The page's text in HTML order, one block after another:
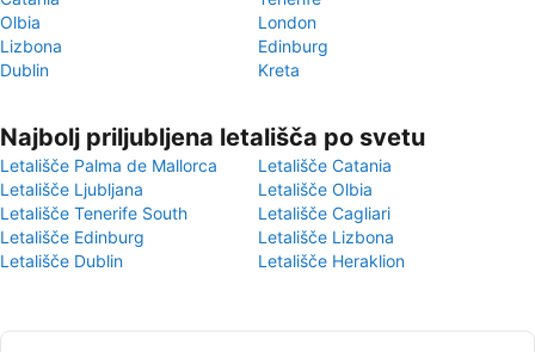
Olbia
London
Lizbona
Edinburg
Dublin
Kreta
Najbolj priljubljena letališča po svetu
Letališče Palma de Mallorca
Letališče Catania
Letališče Ljubljana
Letališče Olbia
Letališče Tenerife South
Letališče Cagliari
Letališče Edinburg
Letališče Lizbona
Letališče Dublin
Letališče Heraklion